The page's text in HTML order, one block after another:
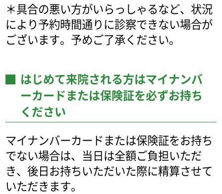
＊具合の悪い方がいらっしゃるなど、状況
により予約時間通りに診察できない場合が
ございます。予めご了承ください。
はじめて来院される方はマイナンバ
ーカードまたは保険証を必ずお持ち
ください
マイナンバーカードまたは保険証をお持ち
でない場合は、当日は全額ご負担いただ
き、後日お持ちいただいた際に精算させて
いただきます。